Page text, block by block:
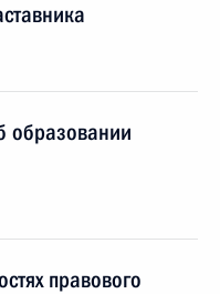
образовании
правового